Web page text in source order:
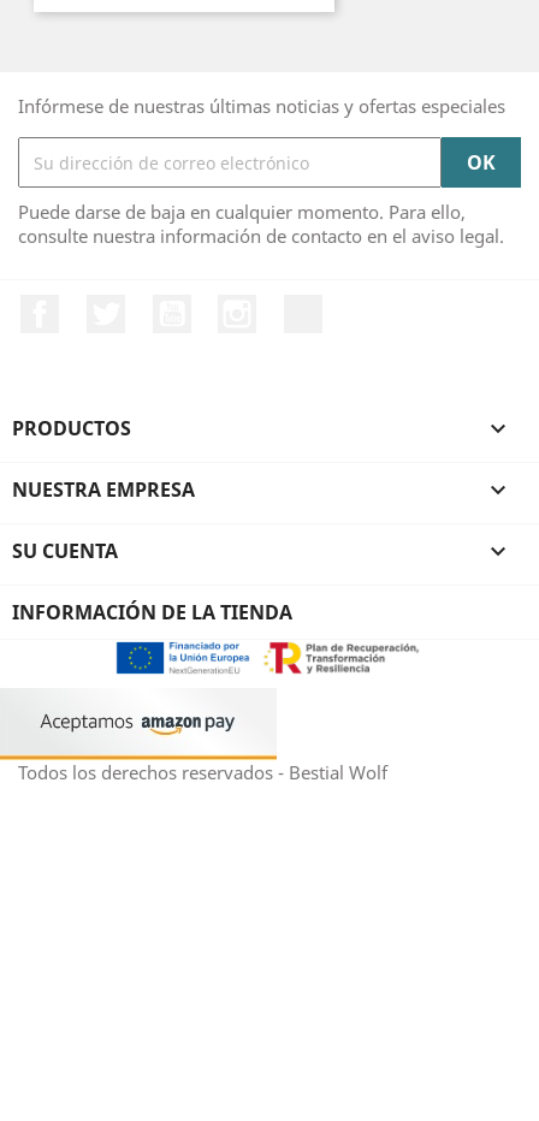
Infórmese de nuestras últimas noticias y ofertas especiales
Puede darse de baja en cualquier momento. Para ello,
consulte nuestra información de contacto en el aviso legal.
PRODUCTOS 
NUESTRA EMPRESA 
SU CUENTA 
INFORMACIÓN DE LA TIENDA
Todos los derechos reservados - Bestial Wolf